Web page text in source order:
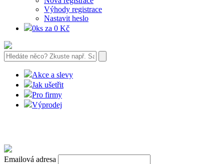
Výhody registrace
Nastavit heslo
0ks za 0 Kč
Akce a slevy
Jak ušetřit
Pro firmy
Výprodej
Emailová adresa